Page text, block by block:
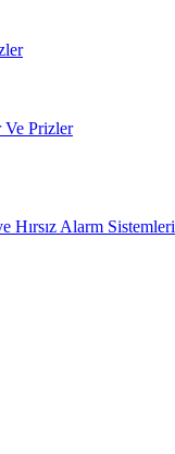
Ve Prizler
Hırsız Alarm Sistemleri